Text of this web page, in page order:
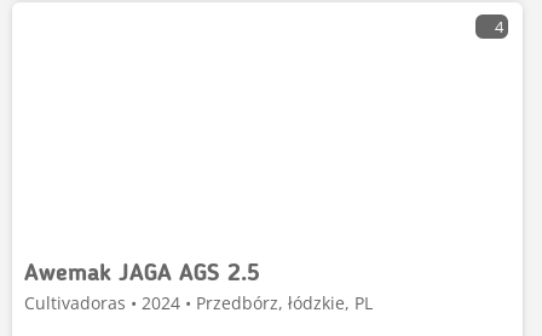
4
Awemak JAGA AGS 2.5
Cultivadoras • 2024 • Przedbórz, łódzkie, PL